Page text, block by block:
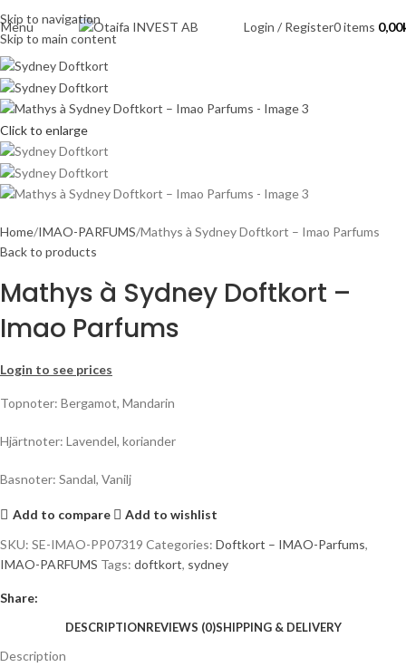
Skip to navigation
Skip to main content
Menu Login / Register0items 0,00
Click to enlarge
Home IMAO-PARFUMS Mathys à Sydney Doftkort – Imao Parfums
Back to products
Mathys à Sydney Doftkort –
Imao Parfums
Login to see prices
Topnoter: Bergamot, Mandarin
Hjärtnoter: Lavendel, koriander
Basnoter: Sandal, Vanilj
Add to compare
Add to wishlist
SKU: SE-IMAO-PP07319 Categories: Doftkort – IMAO-Parfums,
IMAO-PARFUMS Tags: doftkort, sydney
Share:
DESCRIPTIONREVIEWS (0)SHIPPING & DELIVERY
Description